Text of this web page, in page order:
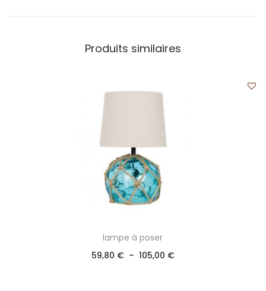
Produits similaires
lampe à poser
59,80 € – 105,00 €